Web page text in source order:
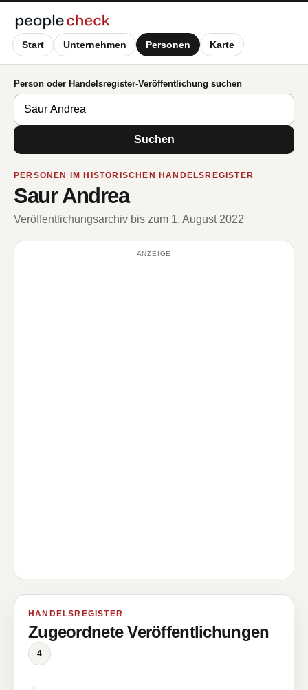
Start Unternehmen Personen Karte
Person oder Handelsregister-Veröffentlichung suchen
Suchen
PERSONEN IM HISTORISCHEN HANDELSREGISTER
Saur Andrea
Veröffentlichungsarchiv bis zum 1. August 2022
ANZEIGE
HANDELSREGISTER
Zugeordnete Veröffentlichungen
4